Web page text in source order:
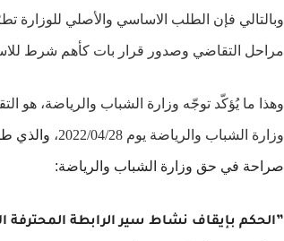
وبالتالي فإن الطلب الاساسي والأصلي للوزارة
مراحل التقاضي وصدور قرار بات كأهم شرط
وهذا ما يُؤكّد توجّه وزارة الشباب والرياضة، هو
وزارة الشباب والرياضة يوم 2022/04/28، والذي
صراحة في حق وزارة الشباب والرياضة:
”الحكم بإيقاف نشاط سير الرابطة المحترفة